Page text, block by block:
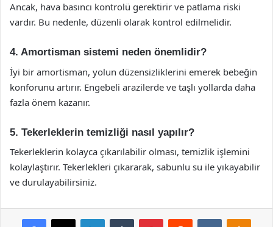
Ancak, hava basıncı kontrolü gerektirir ve patlama riski
vardır. Bu nedenle, düzenli olarak kontrol edilmelidir.
4. Amortisman sistemi neden önemlidir?
İyi bir amortisman, yolun düzensizliklerini emerek bebeğin
konforunu artırır. Engebeli arazilerde ve taşlı yollarda daha
fazla önem kazanır.
5. Tekerleklerin temizliği nasıl yapılır?
Tekerleklerin kolayca çıkarılabilir olması, temizlik işlemini
kolaylaştırır. Tekerlekleri çıkararak, sabunlu su ile yıkayabilir
ve durulayabilirsiniz.
Facebook
X LinkedInTumblr PinterestReddit VKontakte